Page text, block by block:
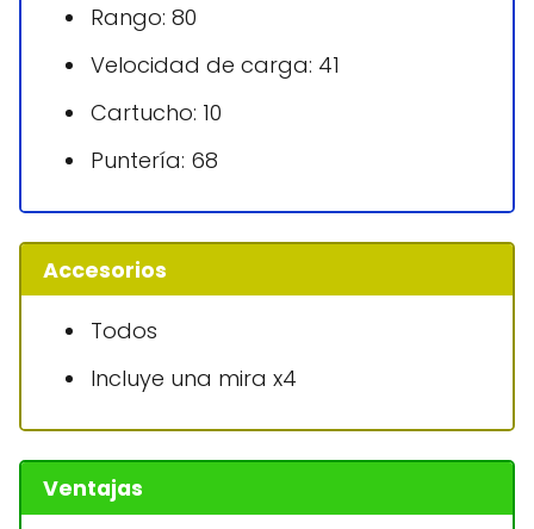
Rango: 80
Velocidad de carga: 41
Cartucho: 10
Puntería: 68
Accesorios
Todos
Incluye una mira x4
Ventajas